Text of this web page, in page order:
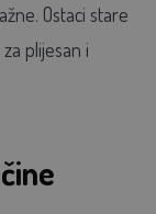
Ostaci stare
plijesan i